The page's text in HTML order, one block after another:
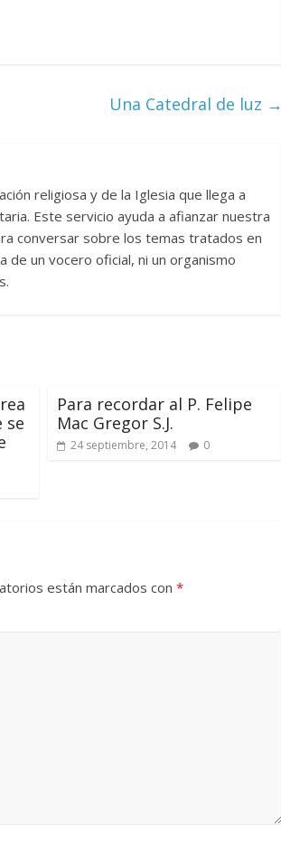
Una Catedral de luz →
religiosa y de la Iglesia que llega a
Este servicio ayuda a afianzar nuestra
conversar sobre los temas tratados en
un vocero oficial, ni un organismo
se
Para recordar al P. Felipe
Mac Gregor S.J.
24 septiembre, 2014 0
están marcados con *